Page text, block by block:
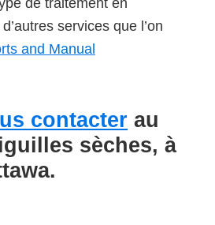
services que l’on
and Manual
contacter au
sèches, à